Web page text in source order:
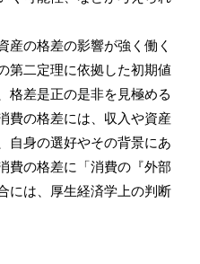
の格差の影響が強く働く
第二定理に依拠した初期値
格差是正の是非を見極める
費の格差には、収入や資産
自身の選好やその背景にあ
費の格差に「消費の『外部
には、厚生経済学上の判断